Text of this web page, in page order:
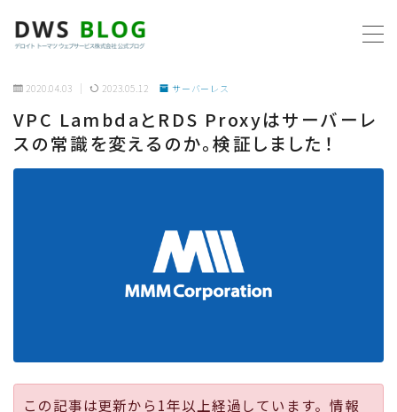
ホーム
AWS
社内制度
2020.04.03 2023.05.12 サーバーレス
VPC LambdaとRDS Proxyはサーバーレ
スの常識を変えるのか。検証しました！
この記事は更新から1年以上経過しています。情報